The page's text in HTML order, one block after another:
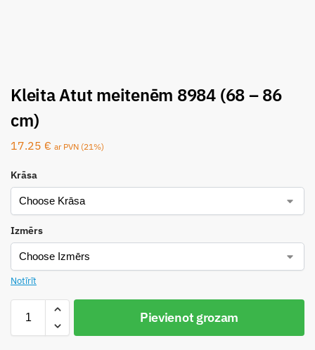
Kleita Atut meitenēm 8984 (68 – 86
cm)
17.25 € ar PVN (21%)
Krāsa
Izmērs
Notīrīt
Pievienot grozam